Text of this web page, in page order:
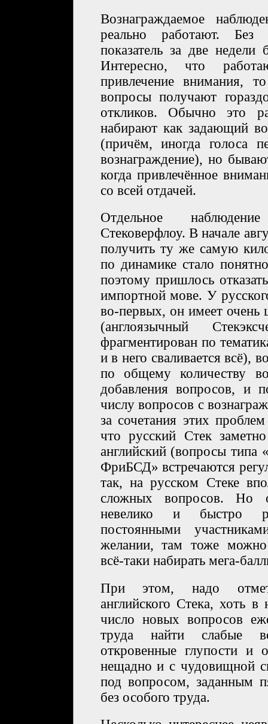
Вознаграждаемое
реально работают. Без
показатель за две
Интересно, что
привлечение внимания,
вопросы получают
откликов. Обычно это
набирают как задающий
(причём, иногда голоса
вознаграждение), но
когда привлечённое
со всей отдачей.
Отдельное
Стековерфлоу. В начале
получить ту же самую
по динамике стало
поэтому пришлось
импортной мове. У
во-первых, он имеет очень
(англоязычный
фрагментирован по
и в него сваливается всё),
по общему количеству
добавления вопросов, и
числу вопросов с
за сочетания этих
что русский Стек
английский (вопросы типа
ФриБСД» встречаются
так, на русском Стеке
сложных вопросов. Но
невелико и быстро
постоянными
желании, там тоже можно
всё-таки набирать мега-
При этом, надо
английского Стека, хоть
число новых вопросов
труда найти слабые
откровенные глупости и
нещадно и с чудовищной
под вопросом, заданным
без особого труда.